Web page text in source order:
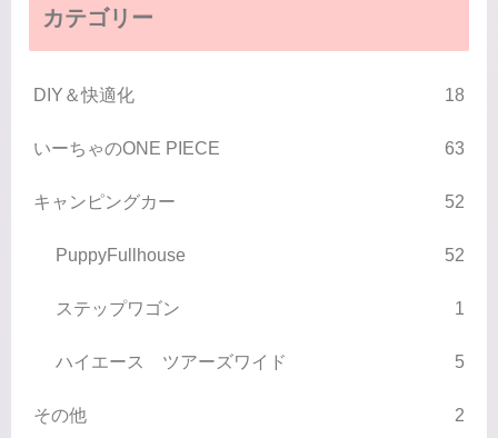
カテゴリー
DIY＆快適化 18
いーちゃのONE PIECE 63
キャンピングカー 52
PuppyFullhouse 52
ステップワゴン 1
ハイエース ツアーズワイド 5
その他 2